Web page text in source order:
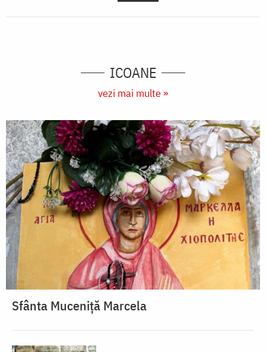
ICOANE
vezi mai multe »
Sfânta Muceniță Marcela